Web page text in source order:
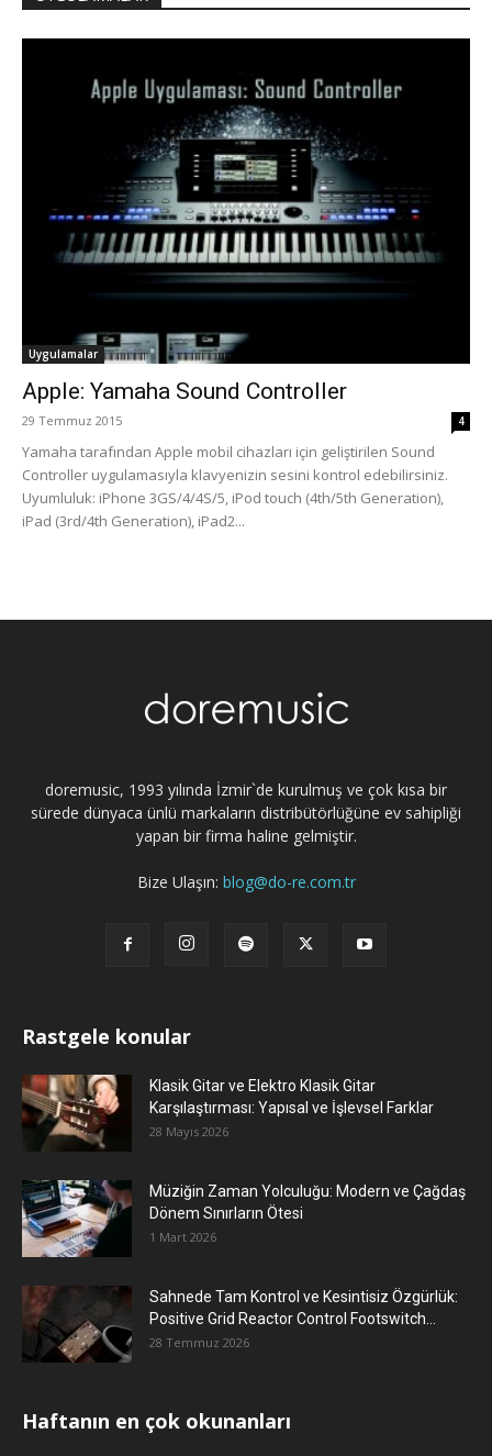
Uygulamalar
Apple: Yamaha Sound Controller
29 Temmuz 2015 4
Yamaha tarafından Apple mobil cihazları için geliştirilen Sound
Controller uygulamasıyla klavyenizin sesini kontrol edebilirsiniz.
Uyumluluk: iPhone 3GS/4/4S/5, iPod touch (4th/5th Generation),
iPad (3rd/4th Generation), iPad2...
doremusic, 1993 yılında İzmir`de kurulmuş ve çok kısa bir
sürede dünyaca ünlü markaların distribütörlüğüne ev sahipliği
yapan bir firma haline gelmiştir.
Bize Ulaşın: blog@do-re.com.tr
Rastgele konular
Klasik Gitar ve Elektro Klasik Gitar
Karşılaştırması: Yapısal ve İşlevsel Farklar
28 Mayıs 2026
Müziğin Zaman Yolculuğu: Modern ve Çağdaş
Dönem Sınırların Ötesi
1 Mart 2026
Sahnede Tam Kontrol ve Kesintisiz Özgürlük:
Positive Grid Reactor Control Footswitch...
28 Temmuz 2026
Haftanın en çok okunanları